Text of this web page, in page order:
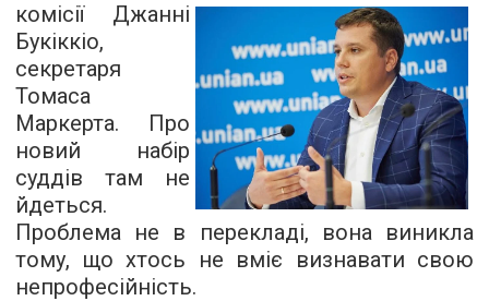
комісії Джанні
Букіккіо,
секретаря
Томаса
Маркерта. Про
новий набір
суддів там не
йдеться.
Проблема не в перекладі, вона виникла
тому, що хтось не вміє визнавати свою
непрофесійність.